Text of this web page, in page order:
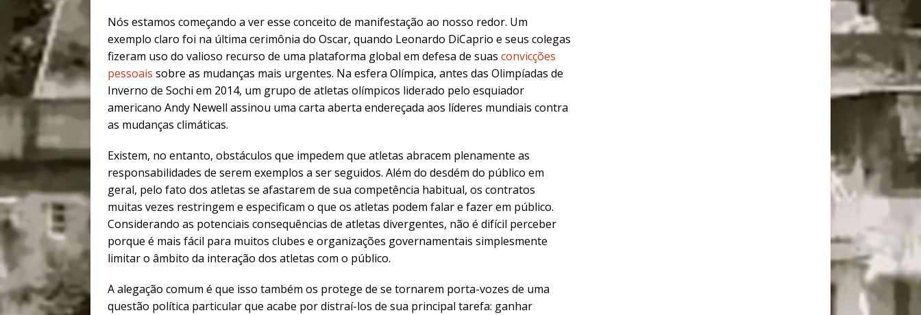
Nós estamos começando a ver esse conceito de manifestação ao nosso redor. Um
exemplo claro foi na última cerimônia do Oscar, quando Leonardo DiCaprio e seus colegas
fizeram uso do valioso recurso de uma plataforma global em defesa de suas convicções
pessoais sobre as mudanças mais urgentes. Na esfera Olímpica, antes das Olimpíadas de
Inverno de Sochi em 2014, um grupo de atletas olímpicos liderado pelo esquiador
americano Andy Newell assinou uma carta aberta endereçada aos líderes mundiais contra
as mudanças climáticas.
Existem, no entanto, obstáculos que impedem que atletas abracem plenamente as
responsabilidades de serem exemplos a ser seguidos. Além do desdém do público em
geral, pelo fato dos atletas se afastarem de sua competência habitual, os contratos
muitas vezes restringem e especificam o que os atletas podem falar e fazer em público.
Considerando as potenciais consequências de atletas divergentes, não é difícil perceber
porque é mais fácil para muitos clubes e organizações governamentais simplesmente
limitar o âmbito da interação dos atletas com o público.
A alegação comum é que isso também os protege de se tornarem porta-vozes de uma
questão política particular que acabe por distraí-los de sua principal tarefa: ganhar